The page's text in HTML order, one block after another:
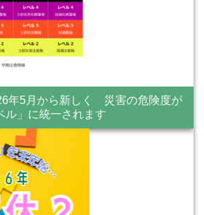
年5月から新しく 災害の危険度が
ル」に統一されます